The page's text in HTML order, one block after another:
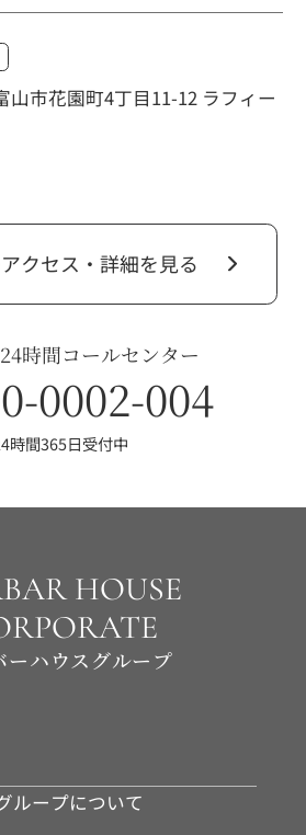
山市花園町4丁目11-12 ラフィー
クセス・詳細を見る
時間コールセンター
0002-004
時間365日受付中
HOUSE
ーハウスグループ
ループについて